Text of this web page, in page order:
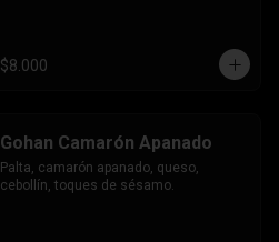
$8.000
Gohan Camarón Apanado
Palta, camarón apanado, queso,
cebollín, toques de sésamo.